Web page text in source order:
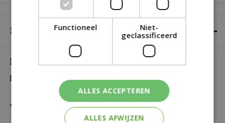
SPECIFICATIES
Plantensoort Caryota Mitis
Standplaats
Halfschaduw,
Schaduw
Waterbehoefte Veel
Functioneel
Niet-
geclassificeerd
ALLES ACCEPTEREN
ALLES AFWIJZEN